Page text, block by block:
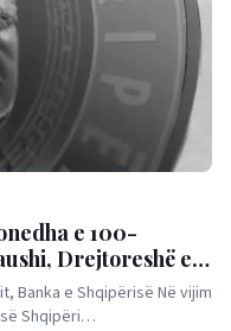
e 100-
Drejtoreshë e
Banka e Shqipërisë Në vijim
Shqipëri…